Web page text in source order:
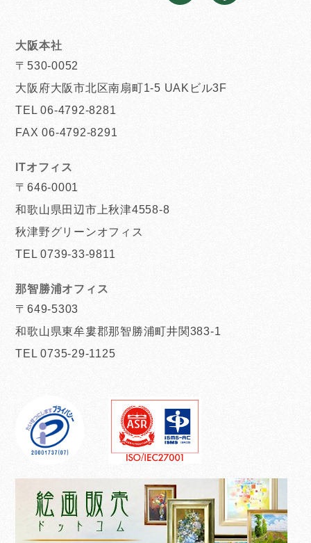
大阪本社
〒530-0052
大阪府大阪市北区南扇町1-5 UAKビル3F
TEL 06-4792-8281
FAX 06-4792-8291
ITオフィス
〒646-0001
和歌山県田辺市上秋津4558-8
秋津野グリーンオフィス
TEL 0739-33-9811
那智勝浦オフィス
〒649-5303
和歌山県東牟婁郡那智勝浦町井関383-1
TEL 0735-29-1125